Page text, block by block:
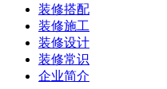
装修搭配
装修施工
装修设计
装修常识
企业简介